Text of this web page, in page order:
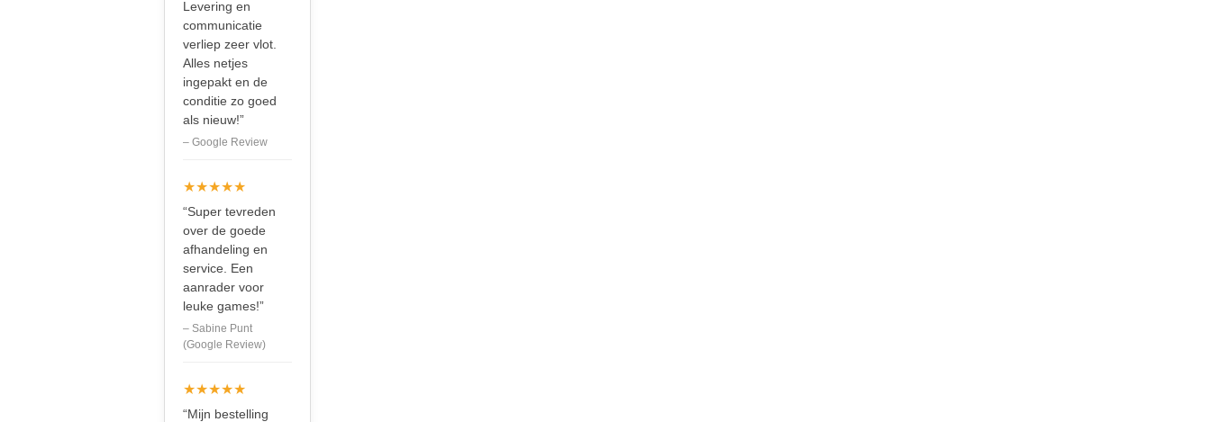
Levering en
communicatie
verliep zeer vlot.
Alles netjes
ingepakt en de
conditie zo goed
als nieuw!”
– Google Review
★★★★★
“Super tevreden
over de goede
afhandeling en
service. Een
aanrader voor
leuke games!”
– Sabine Punt
(Google Review)
★★★★★
“Mijn bestelling